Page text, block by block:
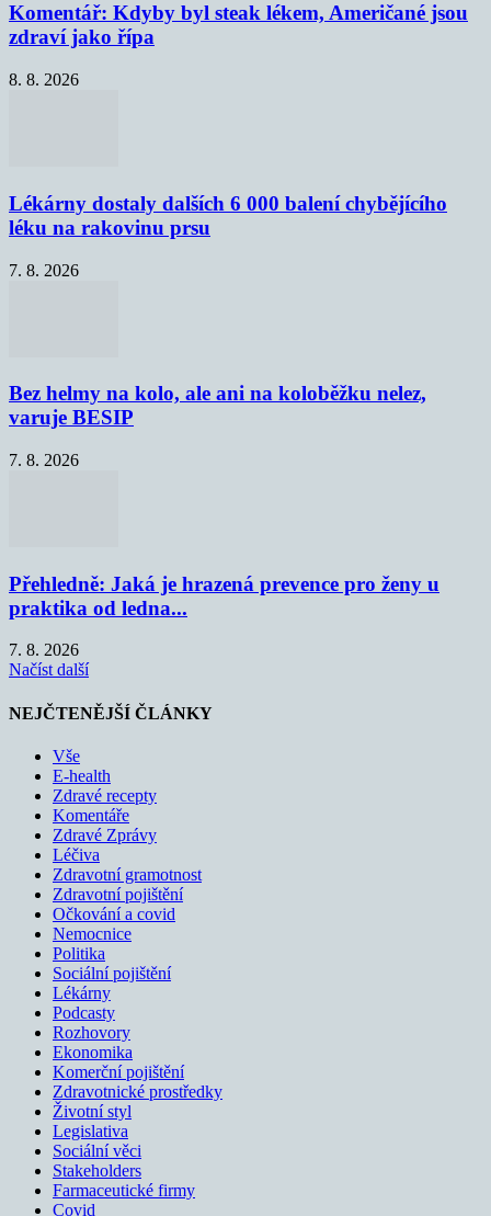
Komentář: Kdyby byl steak lékem, Američané jsou
zdraví jako řípa
8. 8. 2026
Lékárny dostaly dalších 6 000 balení chybějícího
léku na rakovinu prsu
7. 8. 2026
Bez helmy na kolo, ale ani na koloběžku nelez,
varuje BESIP
7. 8. 2026
Přehledně: Jaká je hrazená prevence pro ženy u
praktika od ledna...
7. 8. 2026
Načíst další
NEJČTENĚJŠÍ ČLÁNKY
Vše
E-health
Zdravé recepty
Komentáře
Zdravé Zprávy
Léčiva
Zdravotní gramotnost
Zdravotní pojištění
Očkování a covid
Nemocnice
Politika
Sociální pojištění
Lékárny
Podcasty
Rozhovory
Ekonomika
Komerční pojištění
Zdravotnické prostředky
Životní styl
Legislativa
Sociální věci
Stakeholders
Farmaceutické firmy
Covid